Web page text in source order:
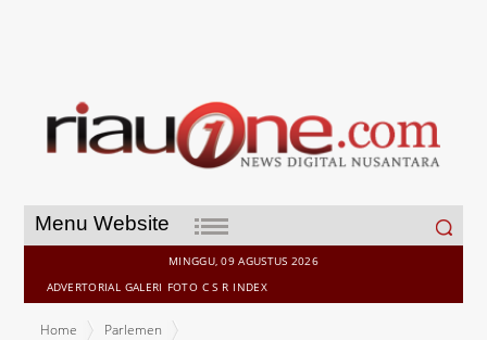
Menu Website
Search
for:
MINGGU, 09 AGUSTUS 2026
ADVERTORIAL GALERI FOTO C S R INDEX
Home
Parlemen